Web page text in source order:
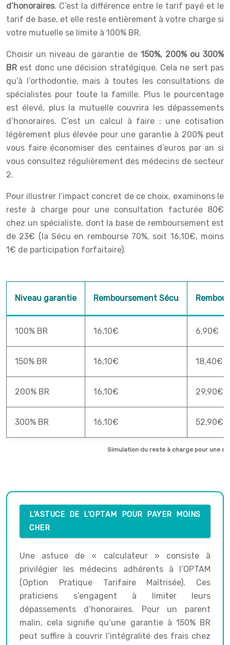
d’honoraires. C’est la différence entre le tarif payé et le
tarif de base, et elle reste entièrement à votre charge si
votre mutuelle se limite à 100% BR.
Choisir un niveau de garantie de 150%, 200% ou 300%
BR est donc une décision stratégique. Cela ne sert pas
qu’à l’orthodontie, mais à toutes les consultations de
spécialistes pour toute la famille. Plus le pourcentage
est élevé, plus la mutuelle couvrira les dépassements
d’honoraires. C’est un calcul à faire : une cotisation
légèrement plus élevée pour une garantie à 200% peut
vous faire économiser des centaines d’euros par an si
vous consultez régulièrement des médecins de secteur
2.
Pour illustrer l’impact concret de ce choix, examinons le
reste à charge pour une consultation facturée 80€
chez un spécialiste, dont la base de remboursement est
de 23€ (la Sécu en rembourse 70%, soit 16,10€, moins
1€ de participation forfaitaire).
Simulation du reste à charge pour une
Niveau garantie Remboursement Sécu
100% BR 16,10€ 6,90€
150% BR 16,10€ 18,40€
200% BR 16,10€ 29,90€
300% BR 16,10€ 52,90€
L’ASTUCE DE L’OPTAM POUR PAYER MOINS
CHER
Une astuce de « calculateur » consiste à
privilégier les médecins adhérents à l’OPTAM
(Option Pratique Tarifaire Maîtrisée). Ces
praticiens s’engagent à limiter leurs
dépassements d’honoraires. Pour un parent
malin, cela signifie qu’une garantie à 150% BR
peut suffire à couvrir l’intégralité des frais chez